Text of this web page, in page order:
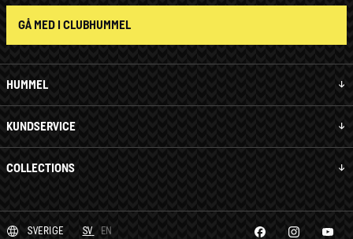
HUMMEL
KUNDSERVICE
COLLECTIONS
GÅ MED I CLUBHUMMEL
SVERIGE SV EN